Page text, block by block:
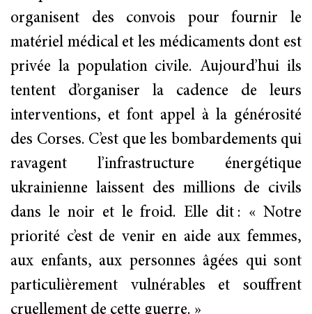
« Suivre cette femme dans ses péripéties
invite à méditer sur ses désagréments –
symboliquement pareils aux nôtres -, sur le
sens profond de notre vie, sur le courage et
la persévérance, sur l’expérience, et sur notre
fin » nous dit l’auteur de ce roman qui offre la
puissance et l’ambiguïté d’un conte
philosophique.
Photo Marianne Tessier
organisent des convois pour fournir le
matériel médical et les médicaments dont est
privée la population civile. Aujourd’hui ils
tentent d’organiser la cadence de leurs
interventions, et font appel à la générosité
des Corses. C’est que les bombardements qui
ravagent l’infrastructure énergétique
ukrainienne laissent des millions de civils
dans le noir et le froid. Elle dit : « Notre
priorité c’est de venir en aide aux femmes,
aux enfants, aux personnes âgées qui sont
particulièrement vulnérables et souffrent
cruellement de cette guerre. »